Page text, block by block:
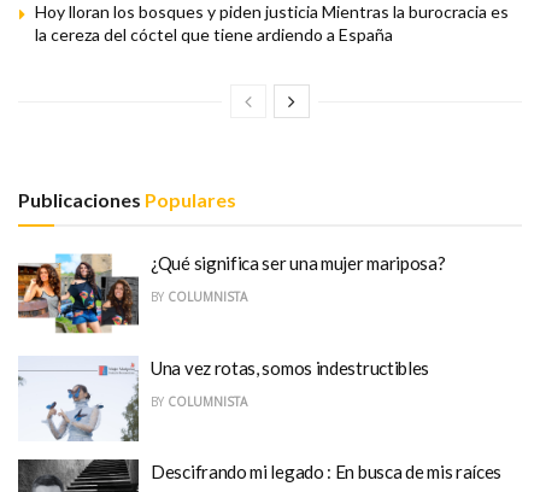
Hoy lloran los bosques y piden justicia Mientras la burocracia es
la cereza del cóctel que tiene ardiendo a España
Publicaciones Populares
¿Qué significa ser una mujer mariposa?
BY COLUMNISTA
Una vez rotas, somos indestructibles
BY COLUMNISTA
Descifrando mi legado : En busca de mis raíces